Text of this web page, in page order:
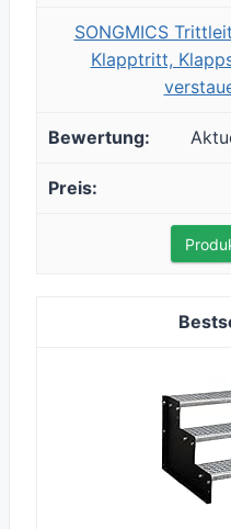
SONGMICS
Klapptritt,